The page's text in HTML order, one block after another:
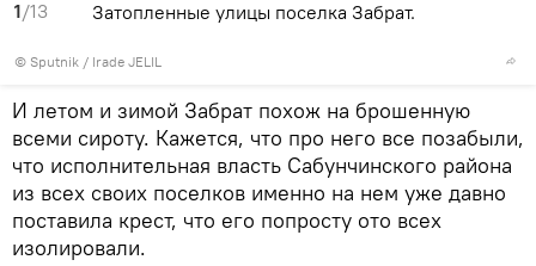
1/13
© Sputnik / Irade JELIL
Затопленные улицы поселка Забрат.
И летом и зимой Забрат похож на брошенную
всеми сироту. Кажется, что про него все позабыли,
что исполнительная власть Сабунчинского района
из всех своих поселков именно на нем уже давно
поставила крест, что его попросту ото всех
изолировали.